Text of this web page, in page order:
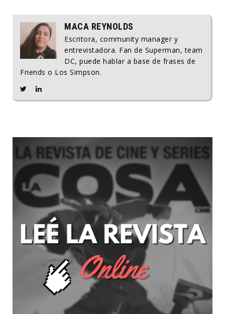
MACA REYNOLDS
Escritora, community manager y
entrevistadora. Fan de Superman, team
DC, puede hablar a base de frases de
Friends o Los Simpson.